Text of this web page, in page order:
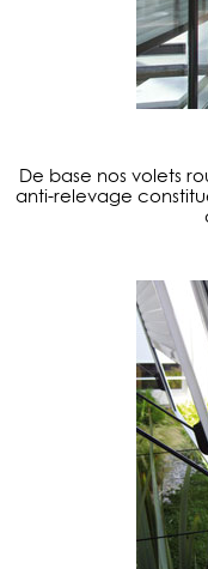
De base nos volets
anti-relevage